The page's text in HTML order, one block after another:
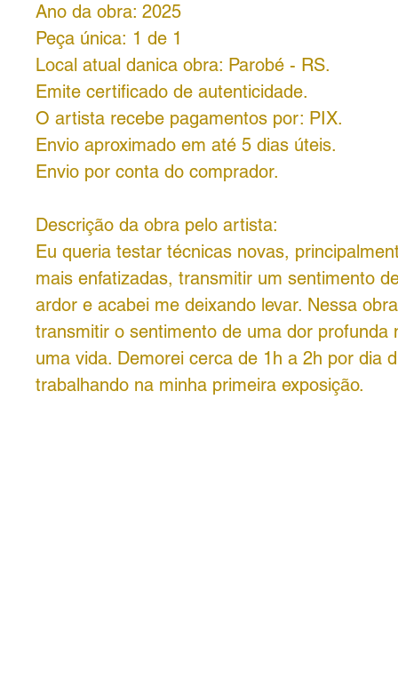
Ano da obra: 2025
Peça única: 1 de 1
Local atual danica obra: Parobé - RS.
Emite certificado de autenticidade.
O artista recebe pagamentos por: PIX.
Envio aproximado em até 5 dias úteis.
Envio por conta do comprador.
Descrição da obra pelo artista:
Eu queria testar técnicas novas,
mais enfatizadas, transmitir um sentimento
ardor e acabei me deixando levar. Nessa
transmitir o sentimento de uma dor profunda
uma vida. Demorei cerca de 1h a 2h por dia
trabalhando na minha primeira exposição.